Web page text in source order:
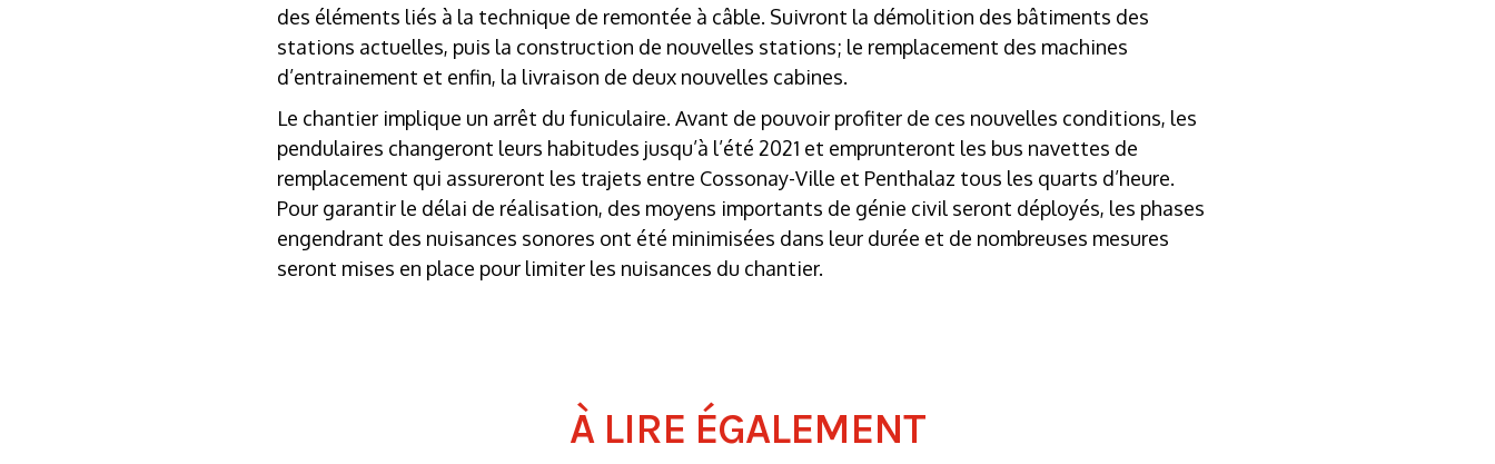
des éléments liés à la technique de remontée à câble. Suivront la démolition des bâtiments des
stations actuelles, puis la construction de nouvelles stations; le remplacement des machines
d’entrainement et enfin, la livraison de deux nouvelles cabines.
Le chantier implique un arrêt du funiculaire. Avant de pouvoir profiter de ces nouvelles conditions, les
pendulaires changeront leurs habitudes jusqu’à l’été 2021 et emprunteront les bus navettes de
remplacement qui assureront les trajets entre Cossonay-Ville et Penthalaz tous les quarts d’heure.
Pour garantir le délai de réalisation, des moyens importants de génie civil seront déployés, les phases
engendrant des nuisances sonores ont été minimisées dans leur durée et de nombreuses mesures
seront mises en place pour limiter les nuisances du chantier.
À LIRE ÉGALEMENT